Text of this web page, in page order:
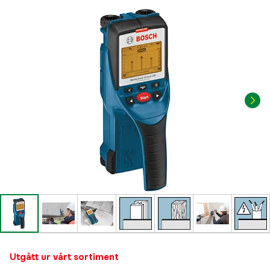
Utgått ur vårt sortiment